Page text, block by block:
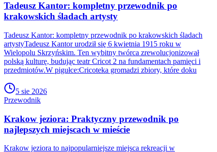
Tadeusz Kantor: kompletny przewodnik po
krakowskich śladach artysty
Tadeusz Kantor: kompletny przewodnik po krakowskich śladach
artystyTadeusz Kantor urodził się 6 kwietnia 1915 roku w
Wielopolu Skrzyńskim. Ten wybitny twórca zrewolucjonizował
polską kulturę, budując teatr Cricot 2 na fundamentach pamięci i
przedmiotów.W pigułce:Cricoteka gromadzi zbiory, które doku
5 sie 2026
Przewodnik
Krakow jeziora: Praktyczny przewodnik po
najlepszych miejscach w mieście
Krakow jeziora to najpopularniejsze miejsca rekreacji w